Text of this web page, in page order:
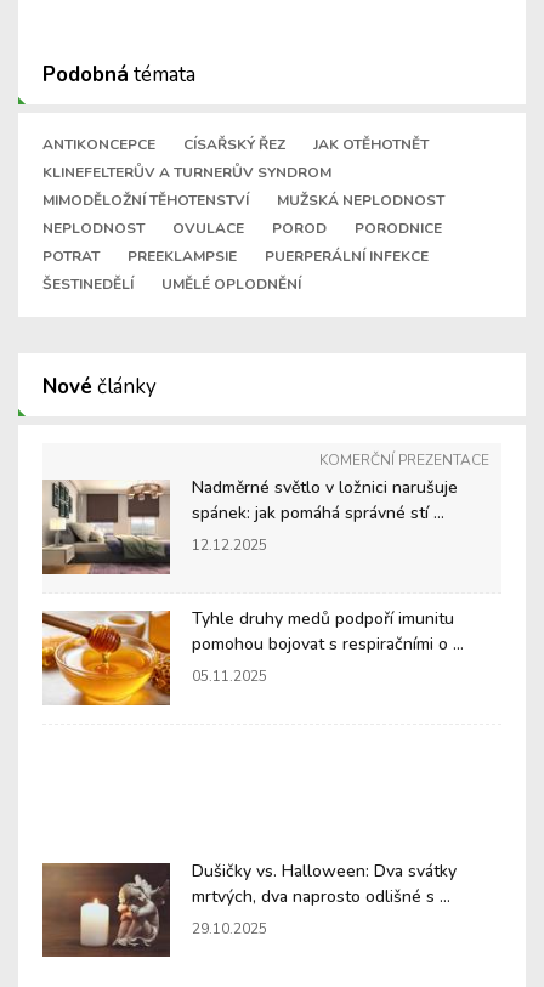
Podobná témata
ANTIKONCEPCE CÍSAŘSKÝ ŘEZ
JAK OTĚHOTNĚT
KLINEFELTERŮV A TURNERŮV SYNDROM
MIMODĚLOŽNÍ TĚHOTENSTVÍ
MUŽSKÁ NEPLODNOST
NEPLODNOST
OVULACE POROD
PORODNICE
POTRAT
PREEKLAMPSIE
PUERPERÁLNÍ INFEKCE
ŠESTINEDĚLÍ
UMĚLÉ OPLODNĚNÍ
Nové články
KOMERČNÍ PREZENTACE
Nadměrné světlo v ložnici narušuje
spánek: jak pomáhá správné stí ...
12.12.2025
Tyhle druhy medů podpoří imunitu
pomohou bojovat s respiračními o ...
05.11.2025
Dušičky vs. Halloween: Dva svátky
mrtvých, dva naprosto odlišné s ...
29.10.2025